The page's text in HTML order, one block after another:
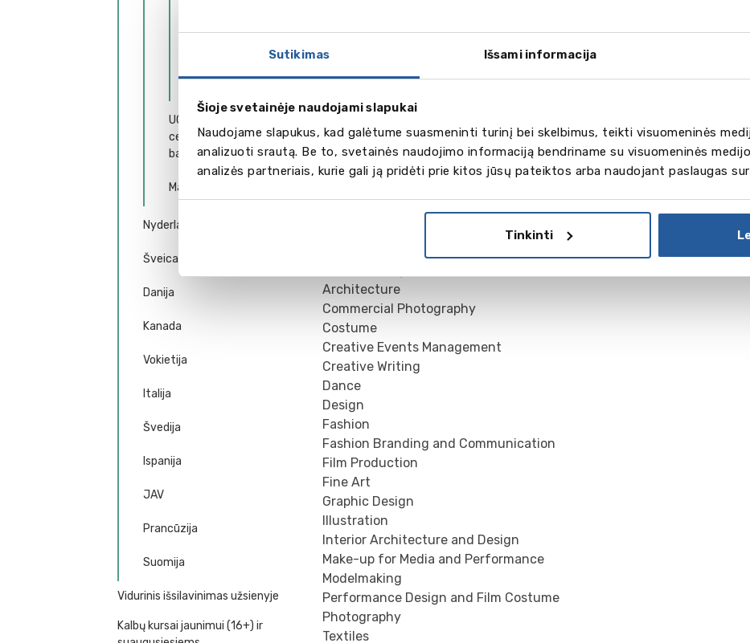
Sutikimas Išsami informacija
Šioje svetainėje naudojami slapukai
Naudojame slapukus, kad galėtume suasmeninti turinį bei skelbimus, teikti visuomeninės
analizuoti srautą. Be to, svetainės naudojimo informaciją bendriname su visuomeninės
analizės partneriais, kurie gali ją pridėti prie kitos jūsų pateiktos arba naudojant paslaugas
Tinkinti
Solent University
Kiti universitetai
UCPS - Pagalbos
centras stojantiems į
bakalauro programas
Magistrantūra
Nyderlandai
Šveicarija
Danija
Kanada
Vokietija
Italija
Švedija
Ispanija
JAV
Prancūzija
Suomija
Vidurinis išsilavinimas užsienyje
Kalbų kursai jaunimui (16+) ir
daugiau
18
nuotraukų
Bakalauro programos
Architecture
Commercial Photography
Costume
Creative Events Management
Creative Writing
Dance
Design
Fashion
Fashion Branding and Communication
Film Production
Fine Art
Graphic Design
Illustration
Interior Architecture and Design
Make-up for Media and Performance
Modelmaking
Performance Design and Film Costume
Photography
Textiles